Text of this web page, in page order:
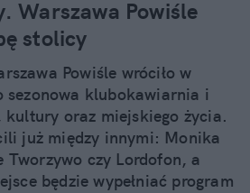
Warszawa Powiśle
stolicy
Powiśle wróciło w
sezonowa klubokawiarnia i
kultury oraz miejskiego życia.
już między innymi: Monika
Tworzywo czy Lordofon, a
będzie wypełniać program